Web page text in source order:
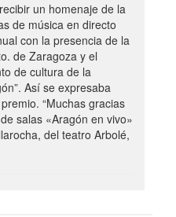
un homenaje de la
de música en directo
con la presencia de la
de Zaragoza y el
de cultura de la
Así se expresaba
“Muchas gracias
salas «Aragón en vivo»
del teatro Arbolé,